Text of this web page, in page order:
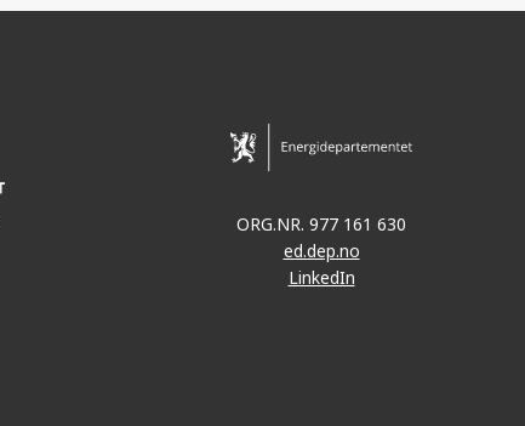
ORG.NR. 977 161 630
ed.dep.no
LinkedIn